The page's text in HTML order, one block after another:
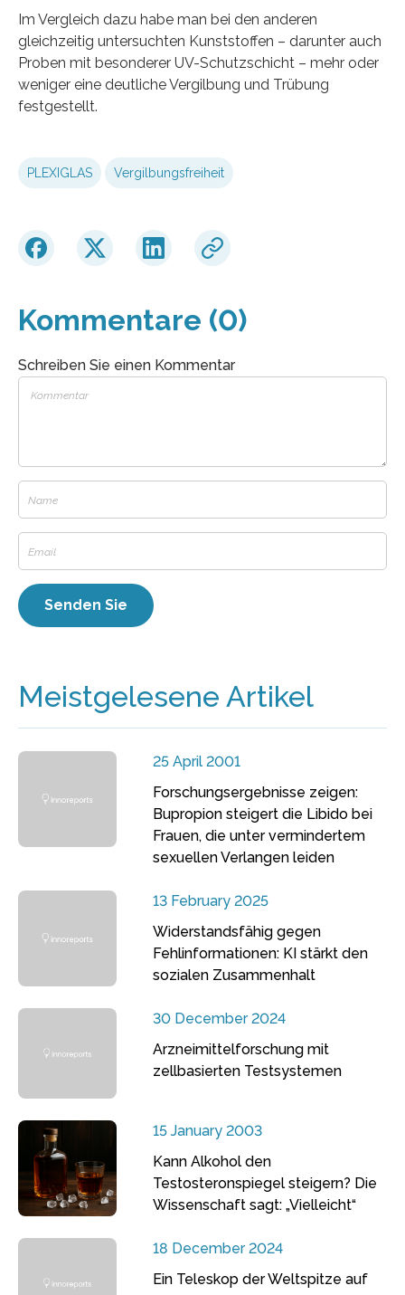
Im Vergleich dazu habe man bei den anderen
gleichzeitig untersuchten Kunststoffen – darunter auch
Proben mit besonderer UV-Schutzschicht – mehr oder
weniger eine deutliche Vergilbung und Trübung
festgestellt.
PLEXIGLAS Vergilbungsfreiheit
Kommentare (0)
Schreiben Sie einen Kommentar
Meistgelesene Artikel
25 April 2001
Forschungsergebnisse zeigen:
Bupropion steigert die Libido bei
Frauen, die unter vermindertem
sexuellen Verlangen leiden
13 February 2025
Widerstandsfähig gegen
Fehlinformationen: KI stärkt den
sozialen Zusammenhalt
30 December 2024
Arzneimittelforschung mit
zellbasierten Testsystemen
15 January 2003
Kann Alkohol den
Testosteronspiegel steigern? Die
Wissenschaft sagt: „Vielleicht“
18 December 2024
Ein Teleskop der Weltspitze auf